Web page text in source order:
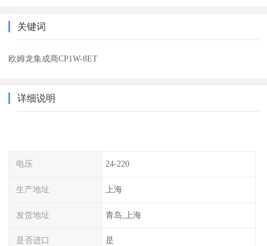
关键词
欧姆龙集成商CP1W-8ET
详细说明
电压 24-220
生产地址 上海
发货地址 青岛,上海
是否进口 是